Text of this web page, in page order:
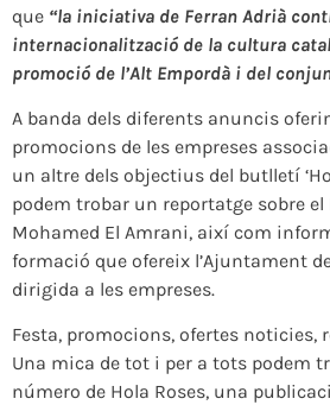
que “la iniciativa de Ferran Adrià
internacionalització de la cultura
promoció de l’Alt Empordà i del
A banda dels diferents anuncis
promocions de les empreses
un altre dels objectius del butlletí
podem trobar un reportatge sobre
Mohamed El Amrani, així com
formació que ofereix l’Ajuntament
dirigida a les empreses.
Festa, promocions, ofertes noticies,
Una mica de tot i per a tots podem
número de Hola Roses, una